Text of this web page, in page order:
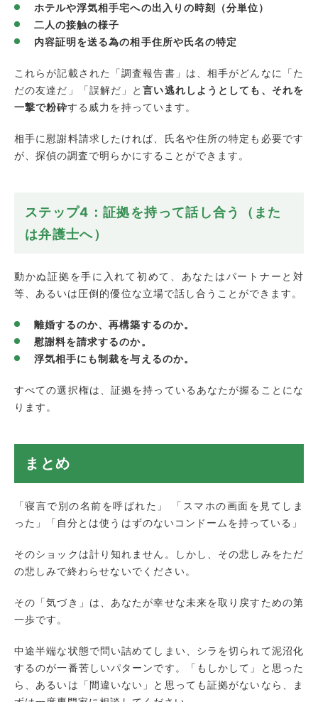
ホテルや浮気相手宅への出入りの時刻（分単位）
二人の接触の様子
内容証明を送る為の相手住所や氏名の特定
これらが記載された「調査報告書」は、相手がどんなに「た
だの友達だ」「誤解だ」と言い逃れしようとしても、それを
一撃で粉砕する威力を持っています。
相手に慰謝料請求したければ、氏名や住所の特定も必要です
が、探偵の調査で明らかにすることができます。
ステップ4：証拠を持って話し合う（また
は弁護士へ）
動かぬ証拠を手に入れて初めて、あなたはパートナーと対
等、あるいは圧倒的優位な立場で話し合うことができます。
離婚するのか、再構築するのか。
慰謝料を請求するのか。
浮気相手にも制裁を与えるのか。
すべての選択権は、証拠を持っているあなたが握ることにな
ります。
まとめ
「寝言で別の名前を呼ばれた」 「スマホの画面を見てしま
った」「自分とは使うはずのないコンドームを持っている」
そのショックは計り知れません。しかし、その悲しみをただ
の悲しみで終わらせないでください。
その「気づき」は、あなたが幸せな未来を取り戻すための第
一歩です。
中途半端な状態で問い詰めてしまい、シラを切られて泥沼化
するのが一番苦しいパターンです。「もしかして」と思った
ら、あるいは「間違いない」と思っても証拠がないなら、ま